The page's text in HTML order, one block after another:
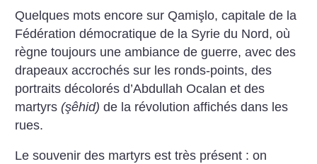
Quelques mots encore sur Qamişlo, capitale de la
Fédération démocratique de la Syrie du Nord, où
règne toujours une ambiance de guerre, avec des
drapeaux accrochés sur les ronds-points, des
portraits décolorés d’Abdullah Ocalan et des
martyrs(şêhid) de la révolution affichés dans les
rues.
Le souvenir des martyrs est très présent : on